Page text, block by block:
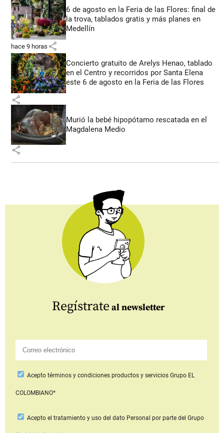
6 de agosto en la Feria de las Flores: final de
la trova, tablados gratis y más planes en
Medellín
hace 9 horas share
Concierto gratuito de Arelys Henao, tablado
en el Centro y recorridos por Santa Elena
este 6 de agosto en la Feria de las Flores
share
Murió la bebé hipopótamo rescatada en el
Magdalena Medio
share
Regístrate al newsletter
Aceptotérminos y condiciones productos y serviciosGrupo EL
COLOMBIANO*
Acepto el tratamiento y uso del dato Personal por parte del Grupo